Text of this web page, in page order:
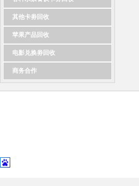
其他卡劵回收
苹果产品回收
电影兑换劵回收
商务合作